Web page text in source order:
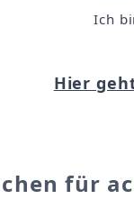
für
Ich
Hier